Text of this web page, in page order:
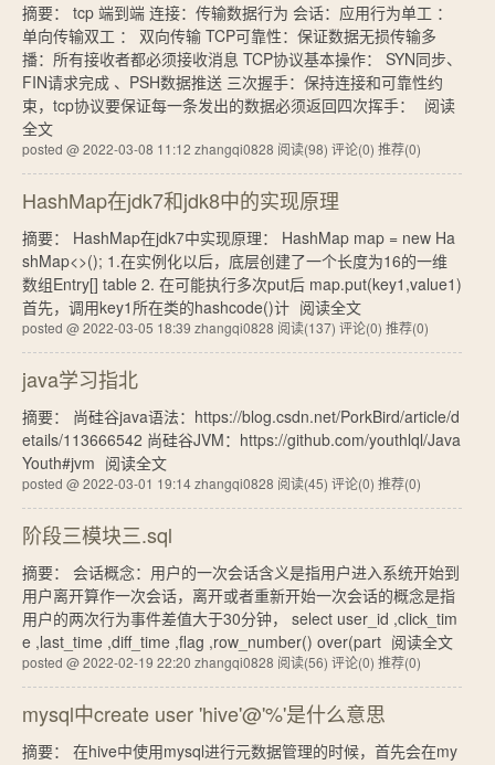
摘要： tcp 端到端 连接：传输数据行为 会话：应用行为单工 ：
单向传输双工 ： 双向传输 TCP可靠性：保证数据无损传输多
播：所有接收者都必须接收消息 TCP协议基本操作： SYN同步、
FIN请求完成 、PSH数据推送 三次握手：保持连接和可靠性约
束，tcp协议要保证每一条发出的数据必须返回四次挥手：
阅读
全文
posted @ 2022-03-08 11:12 zhangqi0828 阅读(98) 评论(0) 推荐(0)
HashMap在jdk7和jdk8中的实现原理
摘要： HashMap在jdk7中实现原理： HashMap map = new Ha
shMap<>(); 1.在实例化以后，底层创建了一个长度为16的一维
数组Entry[] table 2. 在可能执行多次put后 map.put(key1,value1)
首先，调用key1所在类的hashcode()计 阅读全文
posted @ 2022-03-05 18:39 zhangqi0828 阅读(137) 评论(0) 推荐(0)
java学习指北
摘要： 尚硅谷java语法：https://blog.csdn.net/PorkBird/article/d
etails/113666542 尚硅谷JVM：https://github.com/youthlql/Java
Youth#jvm 阅读全文
posted @ 2022-03-01 19:14 zhangqi0828 阅读(45) 评论(0) 推荐(0)
阶段三模块三.sql
摘要： 会话概念：用户的一次会话含义是指用户进入系统开始到
用户离开算作一次会话，离开或者重新开始一次会话的概念是指
用户的两次行为事件差值大于30分钟， select user_id ,click_tim
e ,last_time ,diff_time ,flag ,row_number() over(part 阅读全文
posted @ 2022-02-19 22:20 zhangqi0828 阅读(56) 评论(0) 推荐(0)
mysql中create user 'hive'@'%'是什么意思
摘要： 在hive中使用mysql进行元数据管理的时候，首先会在my